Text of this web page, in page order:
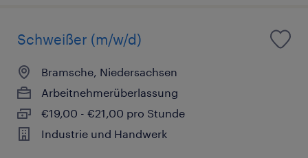
Schweißer (m/w/d)
Bramsche, Niedersachsen
Arbeitnehmerüberlassung
€19,00 - €21,00 pro Stunde
Industrie und Handwerk